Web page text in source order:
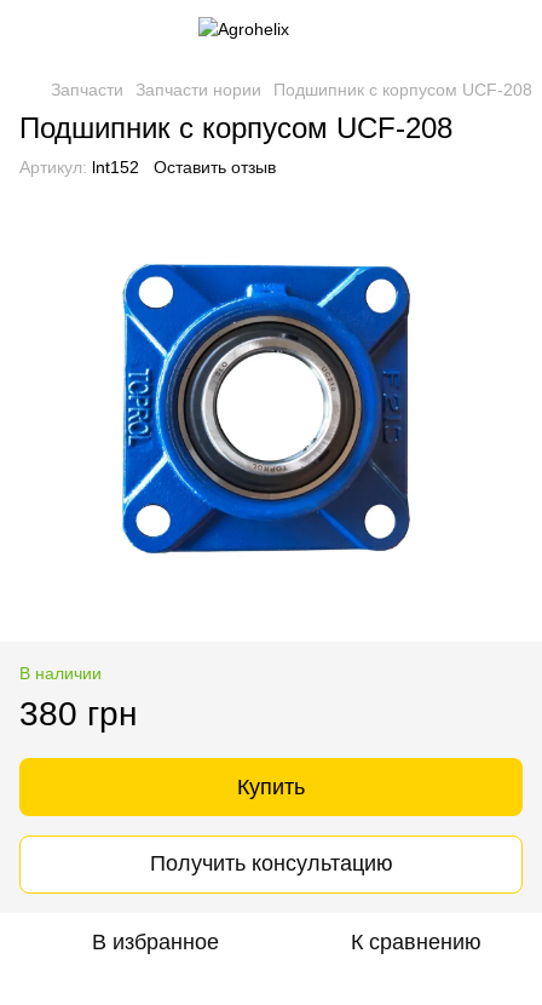
Запчасти Запчасти нории Подшипник с корпусом UCF-208
Подшипник с корпусом UCF-208
Артикул: lnt152 Оставить отзыв
В наличии
380 грн
Купить
Получить консультацию
В избранное К сравнению